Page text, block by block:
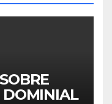
DOMINIAL